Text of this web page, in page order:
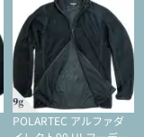
POLARTEC アルファダ